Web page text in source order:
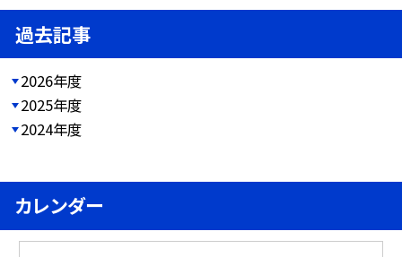
過去記事
2026年度
2025年度
2024年度
カレンダー